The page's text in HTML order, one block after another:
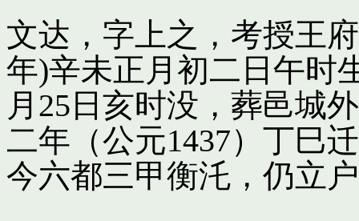
文达，字上之，考授王
年)辛未正月初二日午时
月25日亥时没，葬邑城
二年（公元1437）丁巳
今六都三甲衡汑，仍立